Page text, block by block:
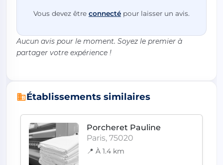
Vous devez être connecté pour laisser un avis.
Aucun avis pour le moment. Soyez le premier à
partager votre expérience !
Établissements similaires
Porcheret Pauline
Paris, 75020
📍 À 1.4 km